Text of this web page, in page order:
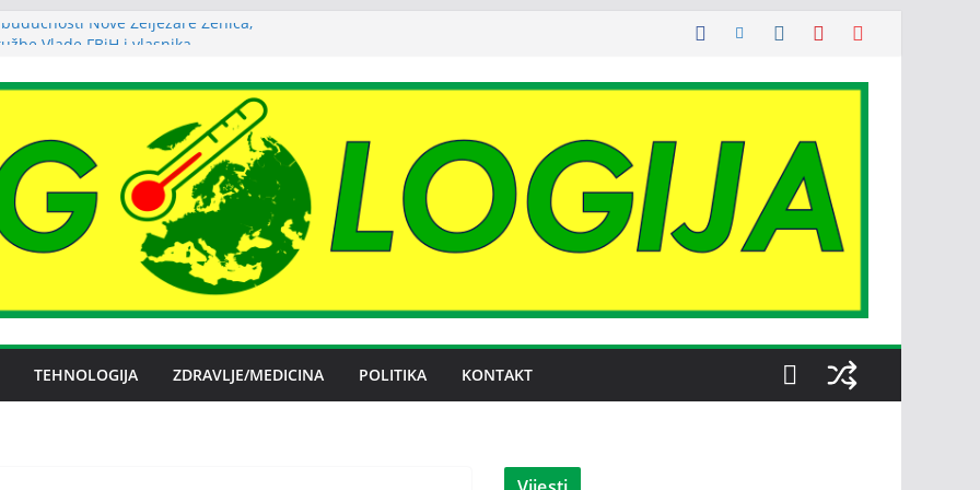
Nove Željezare Zenica,
Zenica: moguće donošenje odluke
spor RiTE Ugljevik i Elektrogospodarstva
TEHNOLOGIJA ZDRAVLJE/MEDICINA POLITIKA KONTAKT